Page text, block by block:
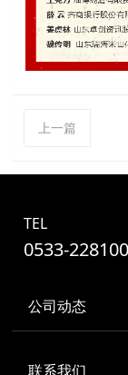
上一篇
TEL
0533-
公司动态
联系我们